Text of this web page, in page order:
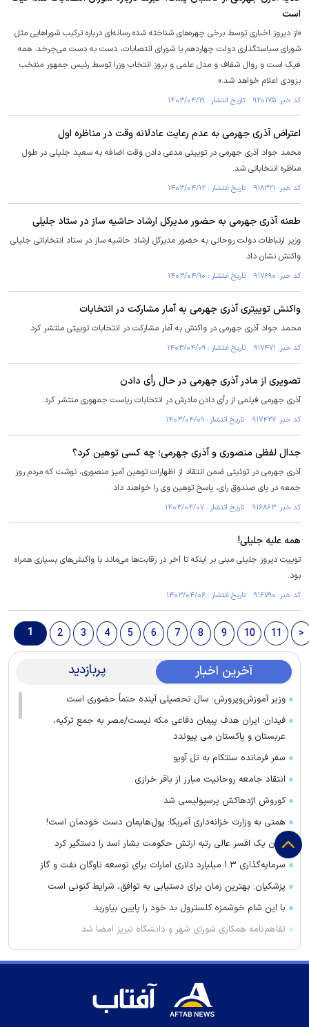
است
«از دیروز اخباری توسط برخی چهره‌های شناخته شده رسانه‌ای درباره ترکیب شورا‌هایی مثل
شورای سیاستگذاری دولت چهاردهم یا شورای انتصابات، دست به دست می‌چرخد. همه
فیک است و روال شفاف و مدل علمی و بروز انتخاب وزرا توسط رئیس جمهور منتخب
بزودی اعلام خواهد شد.»
کد خبر: ۹۲۰۱۷۵ تاریخ انتشار : ۱۴۰۳/۰۴/۱۹
اعتراض آذری جهرمی به عدم رعایت عادلانه وقت در مناظره اول
محمد جواد آذری جهرمی در توییتی مدعی دادن وقت اضافه به سعید جلیلی در طول
مناظره انتخاباتی شد.
کد خبر: ۹۱۸۳۲۱ تاریخ انتشار : ۱۴۰۳/۰۴/۱۲
طعنه آذری جهرمی به حضور مدیرکل ارشاد حاشیه ساز در ستاد جلیلی
وزیر ارتباطات دولت روحانی به حضور مدیرکل ارشاد حاشیه ساز در ستاد انتخاباتی جلیلی
واکنش نشان داد.
کد خبر: ۹۱۷۶۹۰ تاریخ انتشار : ۱۴۰۳/۰۴/۱۰
واکنش توییتری آذری جهرمی به آمار مشارکت در انتخابات
محمد جواد آذری جهرمی در واکنش به آمار مشارکت در انتخابات توییتی منتشر کرد.
کد خبر: ۹۱۷۴۷۱ تاریخ انتشار : ۱۴۰۳/۰۴/۰۹
تصویری از مادر آذری جهرمی در حال رأی دادن
آذری جهرمی فیلمی از رأی دادن مادرش در انتخابات ریاست جمهوری منتشر کرد.
کد خبر: ۹۱۷۴۲۷ تاریخ انتشار : ۱۴۰۳/۰۴/۰۹
جدال لفظی منصوری و آذری جهرمی؛ چه کسی توهین کرد؟
آذری جهرمی در توئیتی ضمن انتقاد از اظهارات توهین آمیز منصوری، نوشت که مردم روز
جمعه در پای صندوق رای، پاسخ توهین وی را خواهند داد.
کد خبر: ۹۱۶۸۶۳ تاریخ انتشار : ۱۴۰۳/۰۴/۰۷
همه علیه جلیلی!
توییت دیروز جلیلی مبنی بر اینکه تا آخر در رقابت‌ها می‌ماند با واکنش‌های بسیاری همراه
بود.
کد خبر: ۹۱۶۷۹۰ تاریخ انتشار : ۱۴۰۳/۰۴/۰۶
1 2 3 4 5 6 7 8 9 10 11 >
آخرین اخبار پربازدید
وزیر آموزش‌وپرورش: سال تحصیلی آینده حتماً حضوری است
فیدان: ایران هدف پیمان دفاعی مکه نیست/مصر به جمع ترکیه،
عربستان و پاکستان می پیوندد
سفر فرمانده سنتکام به تل آویو
انتقاد جامعه روحانیت مبارز از باقر خرازی
کوروش اژدهاکش پرسپولیسی شد
همتی به وزارت خزانه‌داری آمریکا: پول‌هایمان دست خودمان است!
لبنان یک افسر عالی رتبه ارتش حکومت بشار اسد را دستگیر کرد
سرمایه‌گذاری ۱.۳ میلیارد دلاری امارات برای توسعه ناوگان نفت و گاز
پزشکیان: بهترین زمان برای دستیابی به توافق، شرایط کنونی است
با این شام خوشمزه کلسترول بد خود را پایین بیاورید
تفاهم‌نامه همکاری شورای شهر و دانشگاه تبریز امضا شد
فریب این دارو‌ها را نخورید باعث لاغری شما نمی‌شوند
این علائم می‌گوید به زودی یک حمله قلبی رخ می‌دهد
نخست‌وزیر کردستان عراق: منطقه ما نمی‌خواهد بخشی از هیچ